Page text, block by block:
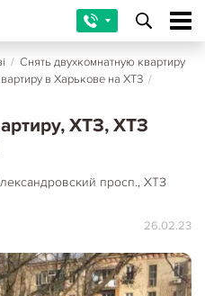
/ Снять двухкомнатную квартиру
в Харькове на ХТЗ /
ХТЗ, ХТЗ
просп., ХТЗ
26.02.23